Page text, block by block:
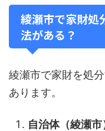
綾瀬市で家財処
法がある？
綾瀬市で家財を処
あります。
自治体（綾瀬